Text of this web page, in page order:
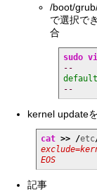
/boot/
で選択で
合
sudo
--
default
--
kernel update
cat >> /etc
EOS
記事